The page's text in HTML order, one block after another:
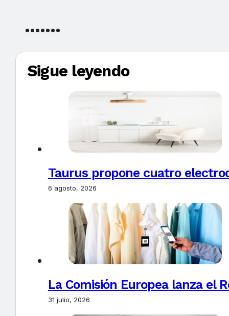
Sigue leyendo
Taurus propone cuatro
6 agosto, 2026
La Comisión Europea lanza el
31 julio, 2026